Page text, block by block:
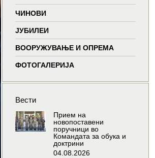
windowwindowwindow
ЧИНОВИ
ЈУБИЛЕИ
ВООРУЖУВАЊЕ И ОПРЕМА
ФОТОГАЛЕРИЈА
Вести
Прием на
новопоставени
поручници во
Командата за обука и
доктрини
04.08.2026